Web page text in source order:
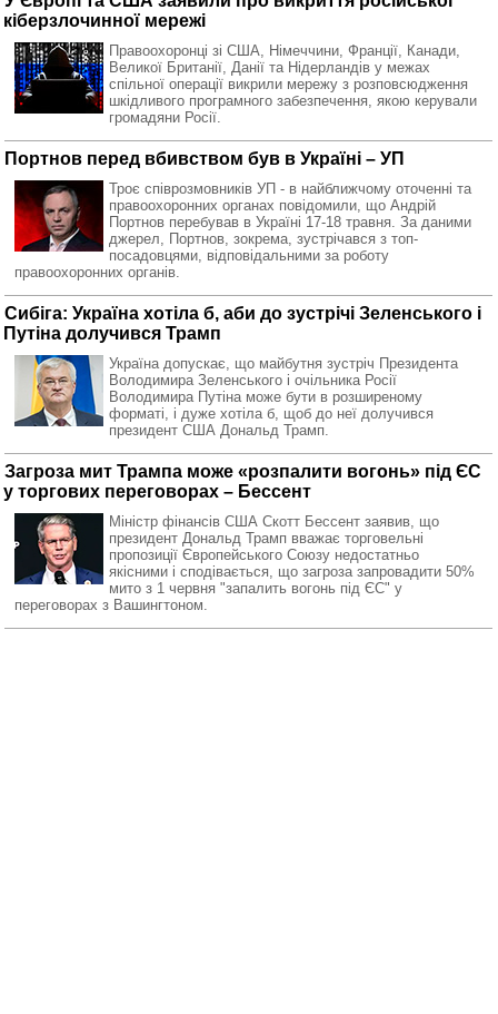
кіберзлочинної мережі
Правоохоронці зі США, Німеччини, Франції, Канади,
Великої Британії, Данії та Нідерландів у межах
спільної операції викрили мережу з розповсюдження
шкідливого програмного забезпечення, якою керували
громадяни Росії.
Портнов перед вбивством був в Україні – УП
Троє співрозмовників УП - в найближчому оточенні та
правоохоронних органах повідомили, що Андрій
Портнов перебував в Україні 17-18 травня. За даними
джерел, Портнов, зокрема, зустрічався з топ-
посадовцями, відповідальними за роботу
правоохоронних органів.
Сибіга: Україна хотіла б, аби до зустрічі Зеленського і
Путіна долучився Трамп
Україна допускає, що майбутня зустріч Президента
Володимира Зеленського і очільника Росії
Володимира Путіна може бути в розширеному
форматі, і дуже хотіла б, щоб до неї долучився
президент США Дональд Трамп.
Загроза мит Трампа може «розпалити вогонь» під ЄС
у торгових переговорах – Бессент
Міністр фінансів США Скотт Бессент заявив, що
президент Дональд Трамп вважає торговельні
пропозиції Європейського Союзу недостатньо
якісними і сподівається, що загроза запровадити 50%
мито з 1 червня "запалить вогонь під ЄС" у
переговорах з Вашингтоном.